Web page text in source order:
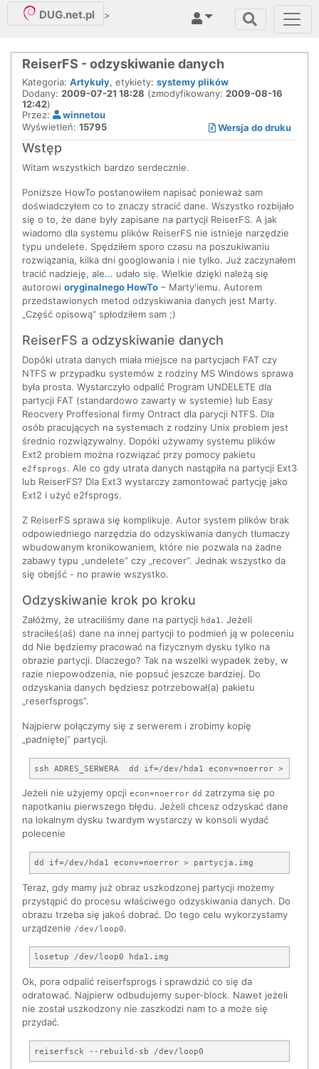
DUG.net.pl >
ReiserFS - odzyskiwanie danych
Kategoria: Artykuły, etykiety: systemy plików
Dodany: 2009-07-21 18:28 (zmodyfikowany: 2009-08-16
12:42)
Przez:
winnetou
Wersja do druku
Wyświetleń: 15795
Wstęp
Witam wszystkich bardzo serdecznie.
Poniższe HowTo postanowiłem napisać ponieważ sam
doświadczyłem co to znaczy stracić dane. Wszystko rozbijało
się o to, że dane były zapisane na partycji ReiserFS. A jak
wiadomo dla systemu plików ReiserFS nie istnieje narzędzie
typu undelete. Spędziłem sporo czasu na poszukiwaniu
rozwiązania, kilka dni googlowania i nie tylko. Już zaczynałem
tracić nadzieję, ale... udało się. Wielkie dzięki należą się
autorowi oryginalnego HowTo – Marty'iemu. Autorem
przedstawionych metod odzyskiwania danych jest Marty.
„Część opisową” spłodziłem sam ;)
ReiserFS a odzyskiwanie danych
Dopóki utrata danych miała miejsce na partycjach FAT czy
NTFS w przypadku systemów z rodziny MS Windows sprawa
była prosta. Wystarczyło odpalić Program UNDELETE dla
partycji FAT (standardowo zawarty w systemie) lub Easy
Reocvery Proffesional firmy Ontract dla parycji NTFS. Dla
osób pracujących na systemach z rodziny Unix problem jest
średnio rozwiązywalny. Dopóki używamy systemu plików
Ext2 problem można rozwiązać przy pomocy pakietu
e2fsprogs. Ale co gdy utrata danych nastąpiła na partycji Ext3
lub ReiserFS? Dla Ext3 wystarczy zamontować partycję jako
Ext2 i użyć e2fsprogs.
Z ReiserFS sprawa się komplikuje. Autor system plików brak
odpowiedniego narzędzia do odzyskiwania danych tłumaczy
wbudowanym kronikowaniem, które nie pozwala na żadne
zabawy typu „undelete” czy „recover”. Jednak wszystko da
się obejść - no prawie wszystko.
Odzyskiwanie krok po kroku
Załóżmy, że utraciliśmy dane na partycji hda1. Jeżeli
straciłeś(aś) dane na innej partycji to podmień ją w poleceniu
dd Nie będziemy pracować na fizycznym dysku tylko na
obrazie partycji. Dlaczego? Tak na wszelki wypadek żeby, w
razie niepowodzenia, nie popsuć jeszcze bardziej. Do
odzyskania danych będziesz potrzebował(a) pakietu
„reserfsprogs”.
Najpierw połączymy się z serwerem i zrobimy kopię
„padniętej” partycji.
Jeżeli nie użyjemy opcji econ=noerror dd zatrzyma się po
napotkaniu pierwszego błędu. Jeżeli chcesz odzyskać dane
na lokalnym dysku twardym wystarczy w konsoli wydać
polecenie
Teraz, gdy mamy już obraz uszkodzonej partycji możemy
przystąpić do procesu właściwego odzyskiwania danych. Do
obrazu trzeba się jakoś dobrać. Do tego celu wykorzystamy
urządzenie /dev/loop0.
Ok, pora odpalić reiserfsprogs i sprawdzić co się da
odratować. Najpierw odbudujemy super-block. Nawet jeżeli
nie został uszkodzony nie zaszkodzi nam to a może się
przydać.